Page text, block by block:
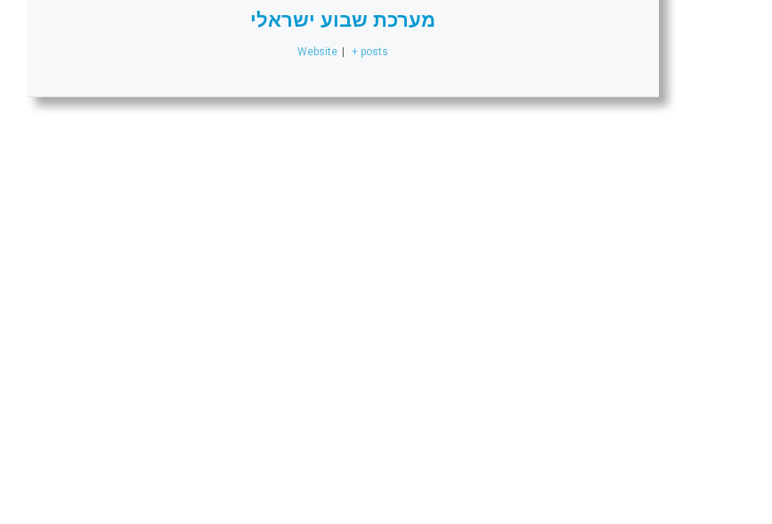
מערכת שבוע ישראלי
Website | + posts